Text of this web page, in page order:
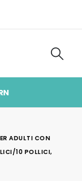
ADULTI CON
10 POLLICI,